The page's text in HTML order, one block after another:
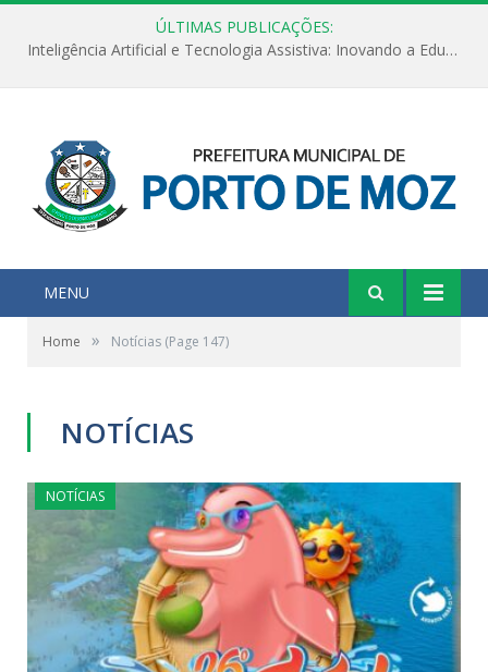
ÚLTIMAS PUBLICAÇÕES:
Inteligência Artificial e Tecnologia Assistiva: Inovando a Educação Especial e Inclusiva
MENU
Home » Notícias (Page 147)
NOTÍCIAS
NOTÍCIAS